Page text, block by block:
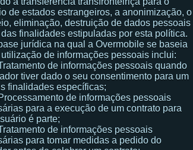
de estados estrangeiros, a anonimização, o
eliminação, destruição de dados pessoais
finalidades estipuladas por esta política.
jurídica na qual a Overmobile se baseia
de informações pessoais inclui:
de informações pessoais quando
tiver dado o seu consentimento para um
finalidades específicas;
de informações pessoais
para a execução de um contrato para
é parte;
de informações pessoais
para tomar medidas a pedido do